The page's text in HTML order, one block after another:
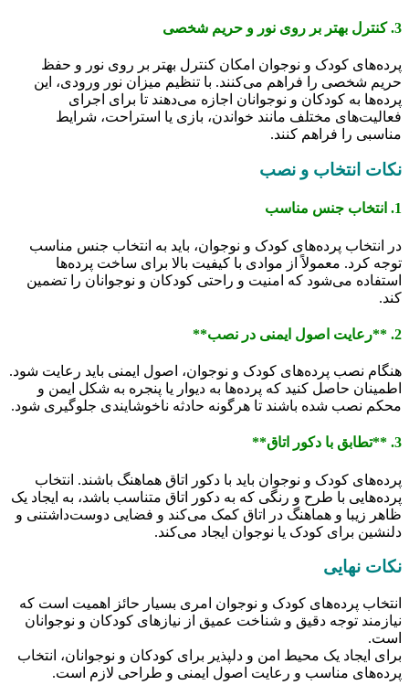
3. کنترل بهتر بر روی نور و حریم شخصی
پرده‌های کودک و نوجوان امکان کنترل بهتر بر روی نور و حفظ
حریم شخصی را فراهم می‌کنند. با تنظیم میزان نور ورودی، این
پرده‌ها به کودکان و نوجوانان اجازه می‌دهند تا برای اجرای
فعالیت‌های مختلف مانند خواندن، بازی یا استراحت، شرایط
مناسبی را فراهم کنند.
نکات انتخاب و نصب
1. انتخاب جنس مناسب
در انتخاب پرده‌های کودک و نوجوان، باید به انتخاب جنس مناسب
توجه کرد. معمولاً از موادی با کیفیت بالا برای ساخت پرده‌ها
استفاده می‌شود که امنیت و راحتی کودکان و نوجوانان را تضمین
کند.
2. **رعایت اصول ایمنی در نصب**
هنگام نصب پرده‌های کودک و نوجوان، اصول ایمنی باید رعایت شود.
اطمینان حاصل کنید که پرده‌ها به دیوار یا پنجره به شکل ایمن و
محکم نصب شده باشند تا هرگونه حادثه ناخوشایندی جلوگیری شود.
3. **تطابق با دکور اتاق**
پرده‌های کودک و نوجوان باید با دکور اتاق هماهنگ باشند. انتخاب
پرده‌هایی با طرح و رنگی که به دکور اتاق متناسب باشد، به ایجاد یک
ظاهر زیبا و هماهنگ در اتاق کمک می‌کند و فضایی دوست‌داشتنی و
دلنشین برای کودک یا نوجوان ایجاد می‌کند.
نکات نهایی
انتخاب پرده‌های کودک و نوجوان امری بسیار حائز اهمیت است که
نیازمند توجه دقیق و شناخت عمیق از نیازهای کودکان و نوجوانان
است.
برای ایجاد یک محیط امن و دلپذیر برای کودکان و نوجوانان، انتخاب
پرده‌های مناسب و رعایت اصول ایمنی و طراحی لازم است.